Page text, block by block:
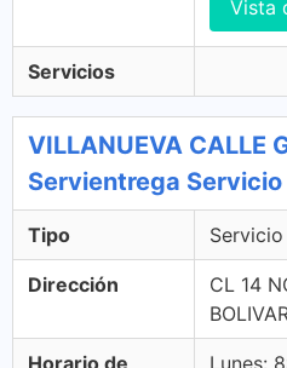
Vista
Servicios
VILLANUEVA CALLE
Servientrega
Tipo
Dirección
CL 14
Horario de
Lunes: